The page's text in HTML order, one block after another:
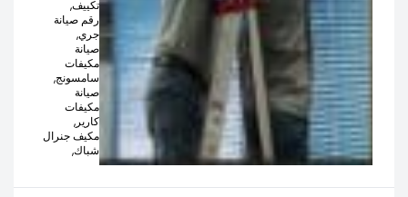
تكييف,
رقم صيانة
جري,
صيانة
مكيفات
سامسونج,
صيانة
مكيفات
كارير,
مكيف جنرال
شباك,